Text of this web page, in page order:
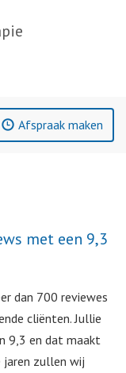
Afspraak maken
met een 9,3
dan 700 reviewes
cliënten. Jullie
9,3 en dat maakt
zullen wij